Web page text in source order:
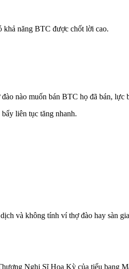
năng BTC được chốt lời cao.
nào muốn bán BTC họ đã bán, lực
liên tục tăng nhanh.
và không tính ví thợ đào hay sàn
Nghị Sĩ Hoa Kỳ của tiểu bang